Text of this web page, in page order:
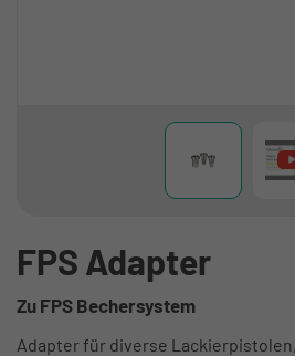
FPS Adapter
Zu FPS Bechersystem
Adapter für diverse